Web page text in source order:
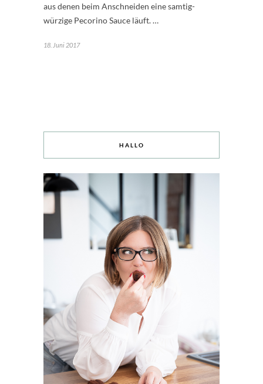
aus denen beim Anschneiden eine samtig-
würzige Pecorino Sauce läuft. …
18. Juni 2017
HALLO